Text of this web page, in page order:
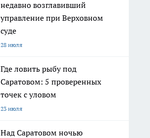
недавно возглавивший
управление при Верховном
суде
28 июля
Где ловить рыбу под
Саратовом: 5 проверенных
точек с уловом
23 июля
Над Саратовом ночью